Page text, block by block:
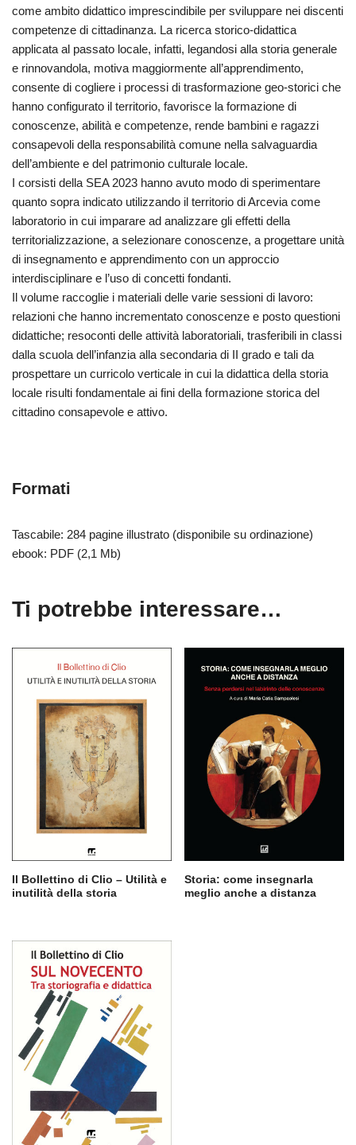
come ambito didattico imprescindibile per sviluppare nei discenti
competenze di cittadinanza. La ricerca storico-didattica
applicata al passato locale, infatti, legandosi alla storia generale
e rinnovandola, motiva maggiormente all’apprendimento,
consente di cogliere i processi di trasformazione geo-storici che
hanno configurato il territorio, favorisce la formazione di
conoscenze, abilità e competenze, rende bambini e ragazzi
consapevoli della responsabilità comune nella salvaguardia
dell’ambiente e del patrimonio culturale locale.
I corsisti della SEA 2023 hanno avuto modo di sperimentare
quanto sopra indicato utilizzando il territorio di Arcevia come
laboratorio in cui imparare ad analizzare gli effetti della
territorializzazione, a selezionare conoscenze, a progettare unità
di insegnamento e apprendimento con un approccio
interdisciplinare e l’uso di concetti fondanti.
Il volume raccoglie i materiali delle varie sessioni di lavoro:
relazioni che hanno incrementato conoscenze e posto questioni
didattiche; resoconti delle attività laboratoriali, trasferibili in classi
dalla scuola dell’infanzia alla secondaria di II grado e tali da
prospettare un curricolo verticale in cui la didattica della storia
locale risulti fondamentale ai fini della formazione storica del
cittadino consapevole e attivo.
Formati
Tascabile: 284 pagine illustrato (disponibile su ordinazione)
ebook: PDF (2,1 Mb)
Ti potrebbe interessare…
Il Bollettino di Clio – Utilità e
inutilità della storia
Storia: come insegnarla
meglio anche a distanza